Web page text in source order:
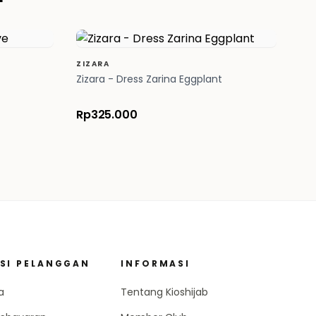
ZIZARA
Zizara - Dress Zarina Eggplant
Rp325.000
PELANGGAN INFORMASI
Tentang Kioshijab